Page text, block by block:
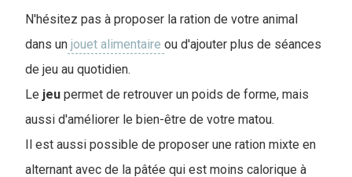
N'hésitez pas à proposer la ration de votre animal
dans un jouet alimentaire ou d'ajouter plus de séances
de jeu au quotidien.
Le jeu permet de retrouver un poids de forme, mais
aussi d'améliorer le bien-être de votre matou.
Il est aussi possible de proposer une ration mixte en
alternant avec de la pâtée qui est moins calorique à